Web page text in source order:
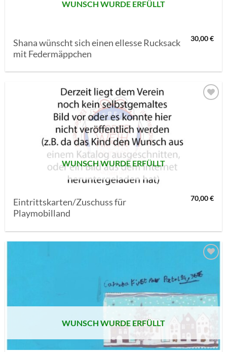
WUNSCH WURDE ERFÜLLT
Shana wünscht sich einen ellesse Rucksack
mit Federmäppchen
30,00€
WUNSCH WURDE ERFÜLLT
Eintrittskarten/Zuschuss für
Playmobilland
70,00€
MERKLISTE
SETZEN
WUNSCH WURDE ERFÜLLT